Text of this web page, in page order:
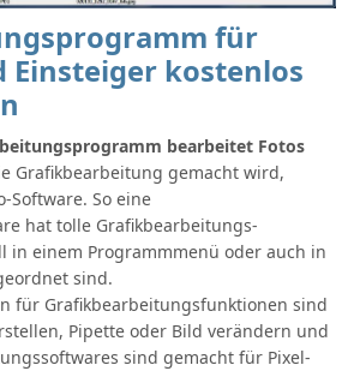
für
Einsteiger kostenlos
bearbeitet Fotos
Grafikbearbeitung gemacht wird,
Software. So eine
hat tolle Grafikbearbeitungs-
in einem Programmmenü oder auch in
sind.
für Grafikbearbeitungsfunktionen sind
Pipette oder Bild verändern und
sind gemacht für Pixel-